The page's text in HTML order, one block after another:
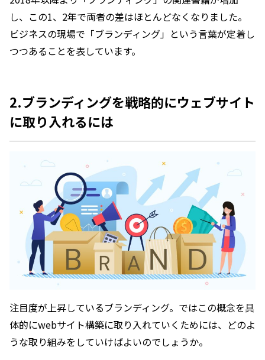
し、この1、2年で両者の差はほとんどなくなりました。
ビジネスの現場で「ブランディング」という言葉が定着し
つつあることを表しています。
2.ブランディングを戦略的にウェブサイト
に取り入れるには
注目度が上昇しているブランディング。ではこの概念を具
体的にwebサイト構築に取り入れていくためには、どのよ
うな取り組みをしていけばよいのでしょうか。